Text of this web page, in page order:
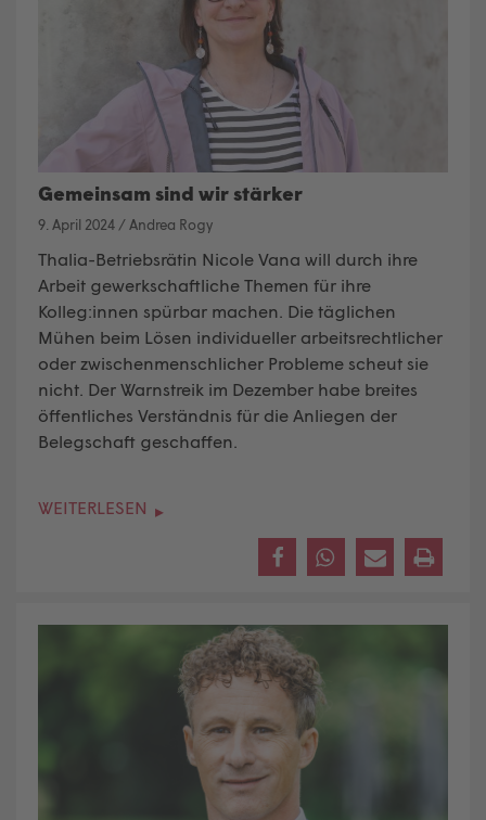
Gemeinsam sind wir stärker
9. April 2024 / Andrea Rogy
Thalia-Betriebsrätin Nicole Vana will durch ihre
Arbeit gewerkschaftliche Themen für ihre
Kolleg:innen spürbar machen. Die täglichen
Mühen beim Lösen individueller arbeitsrechtlicher
oder zwischenmenschlicher Probleme scheut sie
nicht. Der Warnstreik im Dezember habe breites
öffentliches Verständnis für die Anliegen der
Belegschaft geschaffen.
WEITERLESEN